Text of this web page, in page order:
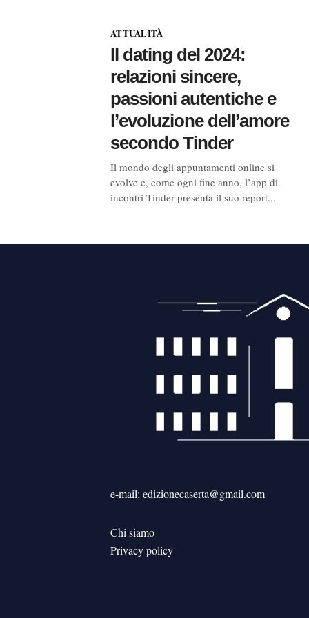
ATTUALITÀ
Il dating del 2024:
relazioni sincere,
passioni autentiche e
l’evoluzione dell’amore
secondo Tinder
Il mondo degli appuntamenti online si
evolve e, come ogni fine anno, l’app di
incontri Tinder presenta il suo report...
e-mail: edizionecaserta@gmail.com
Chi siamo
Privacy policy